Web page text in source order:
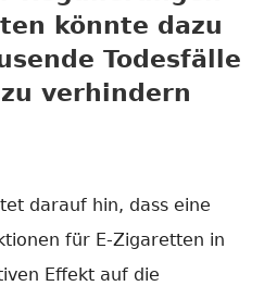
könnte dazu
Todesfälle
verhindern
darauf hin, dass eine
für E-Zigaretten in
Effekt auf die